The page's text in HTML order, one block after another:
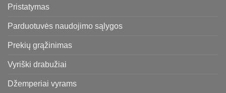
Pristatymas
Parduotuvės naudojimo sąlygos
Prekių grąžinimas
Vyriški drabužiai
Džemperiai vyrams